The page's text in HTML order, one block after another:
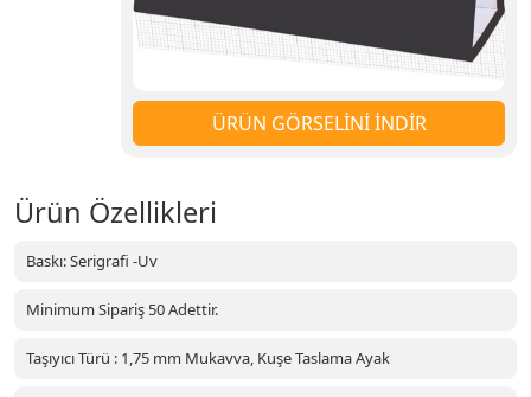
ÜRÜN GÖRSELİNİ İNDİR
Ürün Özellikleri
Baskı: Serigrafi -Uv
Minimum Sipariş 50 Adettir.
Taşıyıcı Türü : 1,75 mm Mukavva, Kuşe Taslama Ayak